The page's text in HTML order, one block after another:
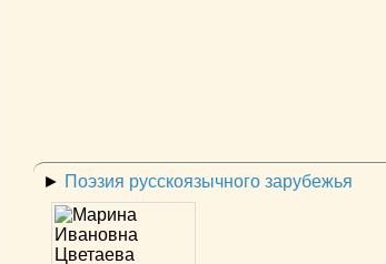
► Поэзия русскоязычного зарубежья